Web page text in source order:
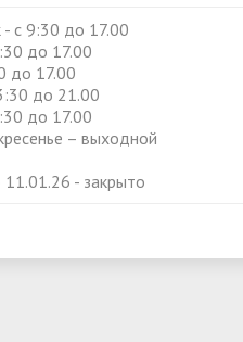
с 9:30 до 17.00
до 17.00
до 17.00
до 21.00
до 17.00
– выходной
- закрыто